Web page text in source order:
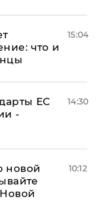
что и
15:04
ЕС
-
14:30
новой
10:12